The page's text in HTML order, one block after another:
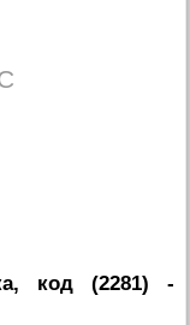
код (2281) -